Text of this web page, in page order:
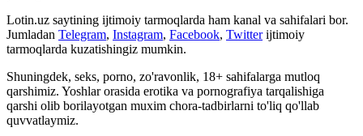
Lotin.uz saytining ijtimoiy tarmoqlarda ham kanal va sahifalari bor.
Jumladan Telegram, Instagram, Facebook, Twitter ijtimoiy
tarmoqlarda kuzatishingiz mumkin.
Shuningdek, seks, porno, zo'ravonlik, 18+ sahifalarga mutloq
qarshimiz. Yoshlar orasida erotika va pornografiya tarqalishiga
qarshi olib borilayotgan muxim chora-tadbirlarni to'liq qo'llab
quvvatlaymiz.